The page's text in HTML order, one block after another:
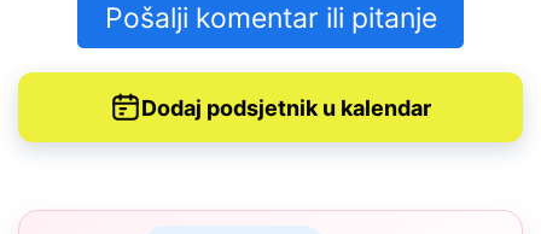
Pošalji komentar ili pitanje
Dodaj podsjetnik u kalendar